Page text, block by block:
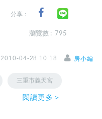
分享：
瀏覽數 : 795
2010-04-28 10:18 房小編
三重市義天宮
閱讀更多＞